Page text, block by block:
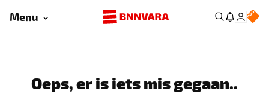
Menu
Oeps, er is iets mis gegaan..